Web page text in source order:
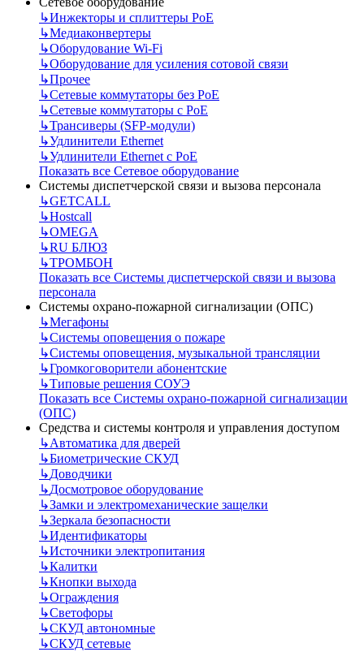
↳Инжекторы и сплиттеры РоЕ
↳Медиаконвертеры
↳Оборудование Wi-Fi
↳Оборудование для усиления сотовой связи
↳Прочее
↳Сетевые коммутаторы без РоЕ
↳Сетевые коммутаторы с РоЕ
↳Трансиверы (SFP-модули)
↳Удлинители Ethernet
↳Удлинители Ethernet с PoE
Показать все Сетевое оборудование
Системы диспетчерской связи и вызова персонала
↳GETCALL
↳Hostcall
↳OMEGA
↳RU БЛЮЗ
↳ТРОМБОН
Показать все Системы диспетчерской связи и вызова
персонала
Системы охрано-пожарной сигнализации (ОПС)
↳Мегафоны
↳Системы оповещения о пожаре
↳Системы оповещения, музыкальной трансляции
↳Громкоговорители абонентские
↳Типовые решения СОУЭ
Показать все Системы охрано-пожарной сигнализации
(ОПС)
Средства и системы контроля и управления доступом
↳Автоматика для дверей
↳Биометрические СКУД
↳Доводчики
↳Досмотровое оборудование
↳Замки и электромеханические защелки
↳Зеркала безопасности
↳Идентификаторы
↳Источники электропитания
↳Калитки
↳Кнопки выхода
↳Ограждения
↳Светофоры
↳СКУД автономные
↳СКУД сетевые